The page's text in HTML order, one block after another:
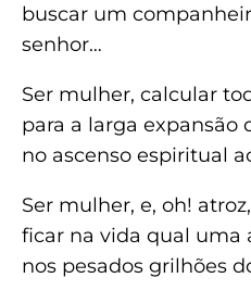
buscar um
senhor…
Ser mulher, calcular
para a larga expansão
no ascenso espiritual
Ser mulher, e, oh!
ficar na vida qual uma
nos pesados grilhões